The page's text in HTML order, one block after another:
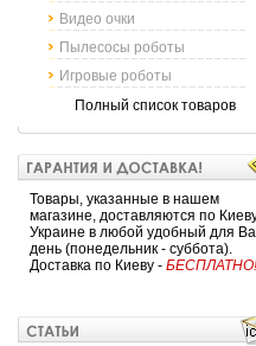
Видео очки
Пылесосы роботы
Игровые роботы
Полный список товаров
Товары, указанные в нашем
магазине, доставляются по
Украине в любой удобный для
день (понедельник - суббота).
Доставка по Киеву - БЕСПЛАТНО!